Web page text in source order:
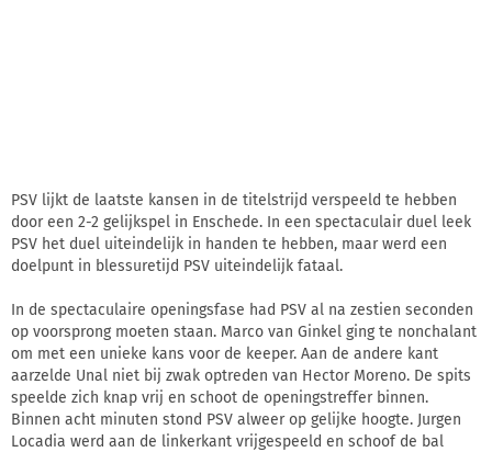
PSV lijkt de laatste kansen in de titelstrijd verspeeld te hebben
door een 2-2 gelijkspel in Enschede. In een spectaculair duel leek
PSV het duel uiteindelijk in handen te hebben, maar werd een
doelpunt in blessuretijd PSV uiteindelijk fataal.
In de spectaculaire openingsfase had PSV al na zestien seconden
op voorsprong moeten staan. Marco van Ginkel ging te nonchalant
om met een unieke kans voor de keeper. Aan de andere kant
aarzelde Unal niet bij zwak optreden van Hector Moreno. De spits
speelde zich knap vrij en schoot de openingstreffer binnen.
Binnen acht minuten stond PSV alweer op gelijke hoogte. Jurgen
Locadia werd aan de linkerkant vrijgespeeld en schoof de bal